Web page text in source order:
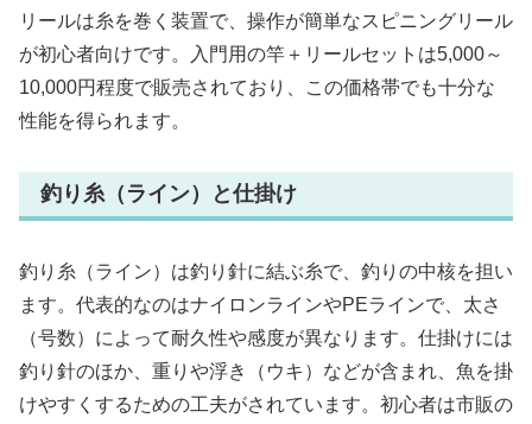
リールは糸を巻く装置で、操作が簡単なスピニングリール
が初心者向けです。入門用の竿＋リールセットは5,000～
10,000円程度で販売されており、この価格帯でも十分な
性能を得られます。
釣り糸（ライン）と仕掛け
釣り糸（ライン）は釣り針に結ぶ糸で、釣りの中核を担い
ます。代表的なのはナイロンラインやPEラインで、太さ
（号数）によって耐久性や感度が異なります。仕掛けには
釣り針のほか、重りや浮き（ウキ）などが含まれ、魚を掛
けやすくするための工夫がされています。初心者は市販の